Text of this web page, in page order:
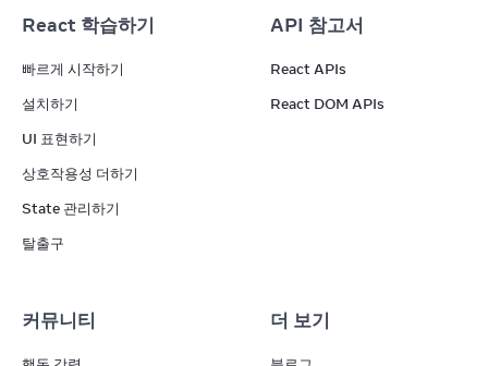
React 학습하기
빠르게 시작하기
설치하기
UI 표현하기
상호작용성 더하기
State 관리하기
탈출구
API 참고서
React APIs
React DOM APIs
커뮤니티 더 보기